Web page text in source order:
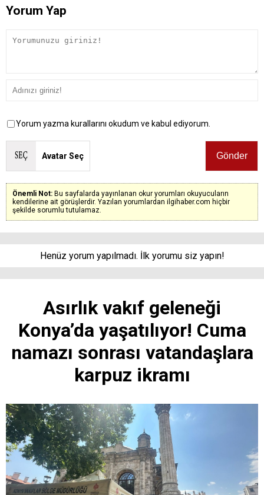
Yorum Yap
Yorum yazma kurallarını okudum ve kabul ediyorum.
Avatar Seç
Önemli Not: Bu sayfalarda yayınlanan okur yorumları okuyucuların
kendilerine ait görüşlerdir. Yazılan yorumlardan ilgihaber.com hiçbir
şekilde sorumlu tutulamaz.
Henüz yorum yapılmadı. İlk yorumu siz yapın!
Asırlık vakıf geleneği
Konya’da yaşatılıyor! Cuma
namazı sonrası vatandaşlara
karpuz ikramı